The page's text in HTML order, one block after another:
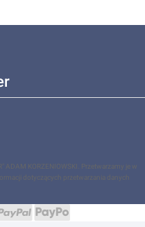
KORZENIOWSKI. Przetwarzamy je w
dotyczących przetwarzania danych